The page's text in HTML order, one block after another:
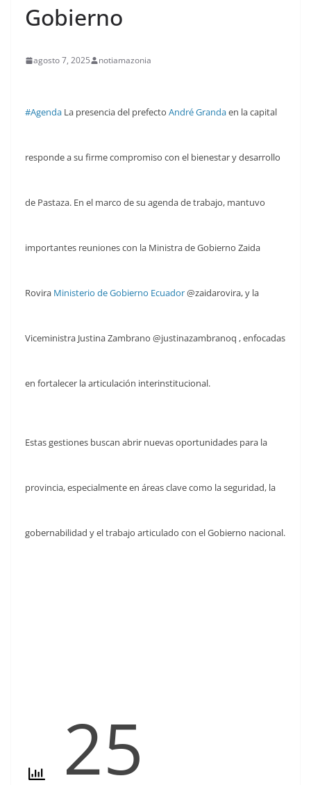
Gobierno
agosto 7, 2025 notiamazonia
#Agenda La presencia del prefecto André Grandaen la capital
responde a su firme compromiso con el bienestar y desarrollo
de Pastaza. En el marco de su agenda de trabajo, mantuvo
importantes reuniones con la Ministra de Gobierno Zaida
Rovira Ministerio de Gobierno Ecuador@zaidarovira, y la
Viceministra Justina Zambrano @justinazambranoq , enfocadas
en fortalecer la articulación interinstitucional.
Estas gestiones buscan abrir nuevas oportunidades para la
provincia,especialmente en áreas clave como la seguridad, la
gobernabilidad y el trabajo articulado con el Gobierno nacional.
25